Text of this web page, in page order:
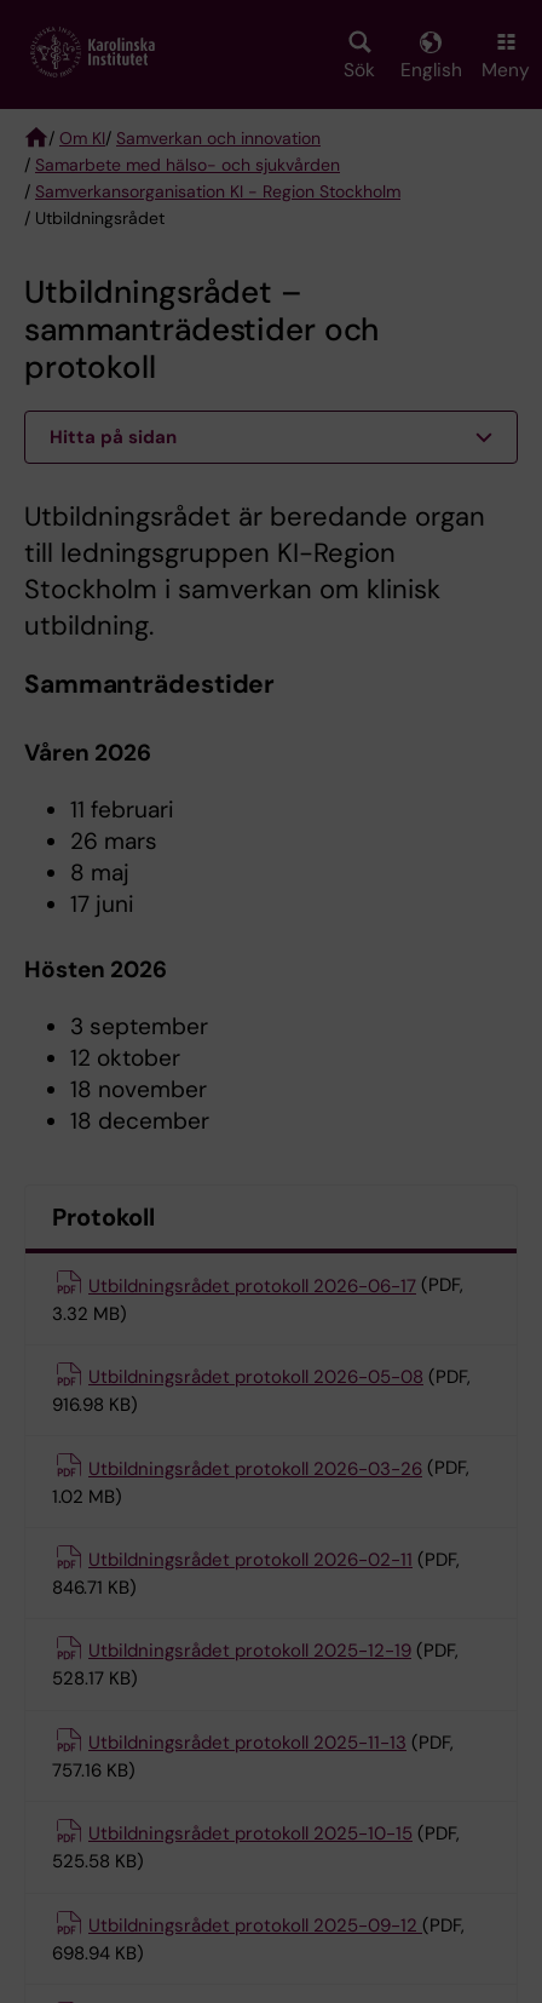
main
Sök English Meny
Breadcrumb
/ Om KI/ Samverkan och innovation
/ Samarbete med hälso- och sjukvården
/ Samverkansorganisation KI - Region Stockholm
/ Utbildningsrådet
Utbildningsrådet –
sammanträdestider och
protokoll
Hitta på sidan
Utbildningsrådet är beredande organ
till ledningsgruppen KI-Region
Stockholm i samverkan om klinisk
utbildning.
Sammanträdestider
Våren 2026
11 februari
26 mars
8 maj
17 juni
Hösten 2026
3 september
12 oktober
18 november
18 december
Protokoll
Utbildningsrådet protokoll 2026-06-17 (PDF,
3.32 MB)
Utbildningsrådet protokoll 2026-05-08 (PDF,
916.98 KB)
Utbildningsrådet protokoll 2026-03-26 (PDF,
1.02 MB)
Utbildningsrådet protokoll 2026-02-11 (PDF,
846.71 KB)
Utbildningsrådet protokoll 2025-12-19 (PDF,
528.17 KB)
Utbildningsrådet protokoll 2025-11-13 (PDF,
757.16 KB)
Utbildningsrådet protokoll 2025-10-15 (PDF,
525.58 KB)
Utbildningsrådet protokoll 2025-09-12 (PDF,
698.94 KB)